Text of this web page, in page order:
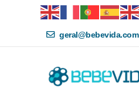
geral@bebevida.com